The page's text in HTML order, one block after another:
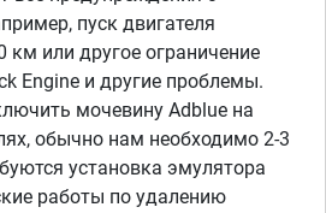
пуск двигателя
км или другое ограничение
Engine и другие проблемы.
мочевину Adblue на
обычно нам необходимо 2-3
установка эмулятора
работы по удалению